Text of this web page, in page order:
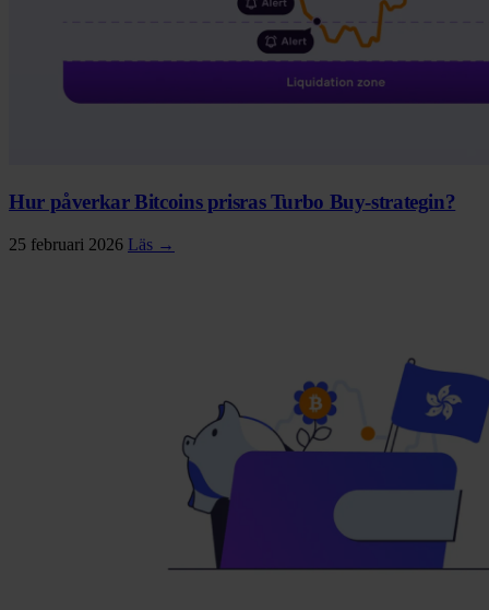
Hur påverkar Bitcoins prisras Turbo Buy-strategin?
25 februari 2026 Läs →